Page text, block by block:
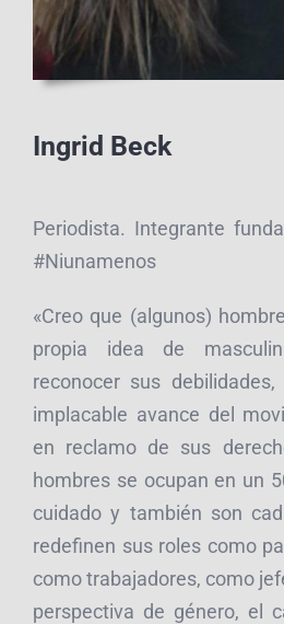
Ingrid Beck
Periodista. Integrante
#Niunamenos
«Creo que (algunos)
propia idea de
reconocer sus
implacable avance del
en reclamo de sus
hombres se ocupan en un
cuidado y también son
redefinen sus roles como
como trabajadores, como
perspectiva de género, el